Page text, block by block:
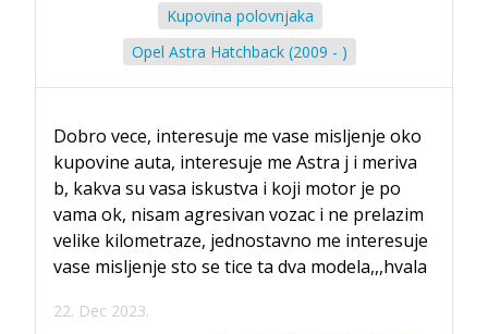
Kupovina polovnjaka
Opel Astra Hatchback (2009 - )
Dobro vece, interesuje me vase misljenje oko
kupovine auta, interesuje me Astra j i meriva
b, kakva su vasa iskustva i koji motor je po
vama ok, nisam agresivan vozac i ne prelazim
velike kilometraze, jednostavno me interesuje
vase misljenje sto se tice ta dva modela,,,hvala
22. Dec 2023.